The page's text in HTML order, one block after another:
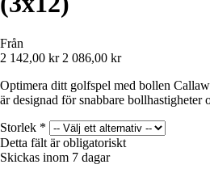
Från
2 142,00 kr 2 086,00 kr
Optimera ditt golfspel med bollen
är designad för snabbare bollhastigheter
Storlek *
Detta fält är obligatoriskt
Skickas inom 7 dagar